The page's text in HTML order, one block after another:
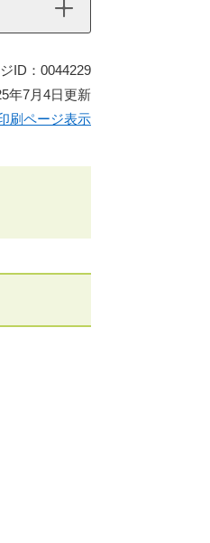
ID：0044229
年7月4日更新
刷ページ表示